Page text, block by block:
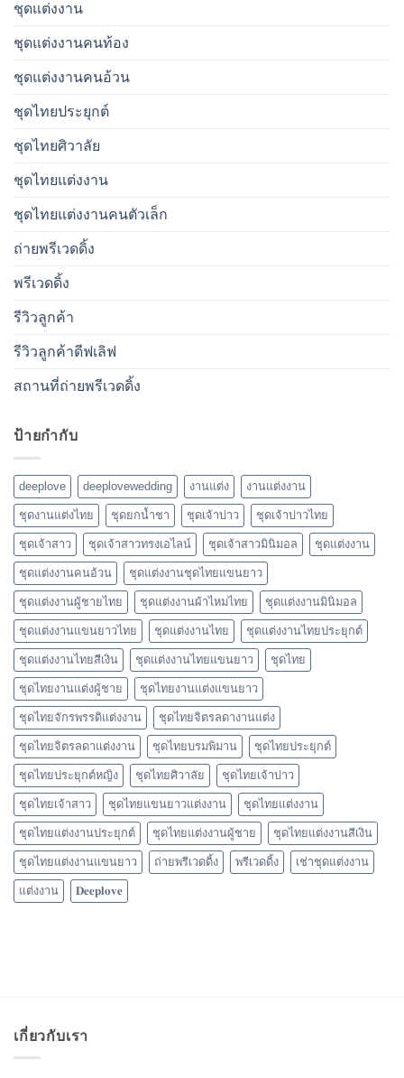
ชุดแต่งงาน
ชุดแต่งงานคนท้อง
ชุดแต่งงานคนอ้วน
ชุดไทยประยุกต์
ชุดไทยศิวาลัย
ชุดไทยแต่งงาน
ชุดไทยแต่งงานคนตัวเล็ก
ถ่ายพรีเวดดิ้ง
พรีเวดดิ้ง
รีวิวลูกค้า
รีวิวลูกค้าดีฟเลิฟ
สถานที่ถ่ายพรีเวดดิ้ง
ป้ายกำกับ
deeplove deeplovewedding งานแต่ง งานแต่งงาน
ชุดงานแต่งไทย ชุดยกน้ำชา ชุดเจ้าบ่าว ชุดเจ้าบ่าวไทย
ชุดเจ้าสาว ชุดเจ้าสาวทรงเอไลน์ ชุดเจ้าสาวมินิมอล ชุดแต่งงาน
ชุดแต่งงานคนอ้วน ชุดแต่งงานชุดไทยแขนยาว
ชุดแต่งงานผู้ชายไทย ชุดแต่งงานผ้าไหมไทย ชุดแต่งงานมินิมอล
ชุดแต่งงานแขนยาวไทย ชุดแต่งงานไทย ชุดแต่งงานไทยประยุกต์
ชุดแต่งงานไทยสีเงิน ชุดแต่งงานไทยแขนยาว ชุดไทย
ชุดไทยงานแต่งผู้ชาย ชุดไทยงานแต่งแขนยาว
ชุดไทยจักรพรรดิแต่งงาน ชุดไทยจิตรลดางานแต่ง
ชุดไทยจิตรลดาแต่งงาน ชุดไทยบรมพิมาน ชุดไทยประยุกต์
ชุดไทยประยุกต์หญิง ชุดไทยศิวาลัย ชุดไทยเจ้าบ่าว
ชุดไทยเจ้าสาว ชุดไทยแขนยาวแต่งงาน ชุดไทยแต่งงาน
ชุดไทยแต่งงานประยุกต์ ชุดไทยแต่งงานผู้ชาย ชุดไทยแต่งงานสีเงิน
ชุดไทยแต่งงานแขนยาว ถ่ายพรีเวดดิ้ง พรีเวดดิ้ง เช่าชุดแต่งงาน
แต่งงาน 𝐃𝐞𝐞𝐩𝐥𝐨𝐯𝐞
เกี่ยวกับเรา